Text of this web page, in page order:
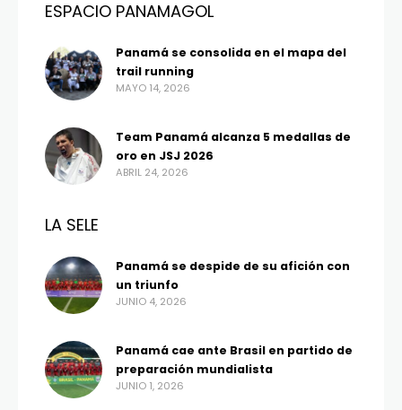
ESPACIO PANAMAGOL
Panamá se consolida en el mapa del
trail running
MAYO 14, 2026
Team Panamá alcanza 5 medallas de
oro en JSJ 2026
ABRIL 24, 2026
LA SELE
Panamá se despide de su afición con
un triunfo
JUNIO 4, 2026
Panamá cae ante Brasil en partido de
preparación mundialista
JUNIO 1, 2026